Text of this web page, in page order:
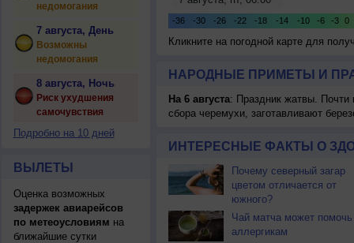
недомогания
7 августа, День
Возможны
недомогания
8 августа, Ночь
Риск ухудшения
самочувствия
Подробно на 10 дней
ВЫЛЕТЫ
Оценка возможных
задержек авиарейсов
по метеоусловиям на
ближайшие сутки
Кликните на погодной карте для
НАРОДНЫЕ ПРИМЕТЫ И
На 6 августа: Праздник жатвы. Почти
сбора черемухи, заготавливают
ИНТЕРЕСНЫЕ ФАКТЫ О
Почему северный загар
цветом отличается от
южного?
Чай матча может помочь
аллергикам